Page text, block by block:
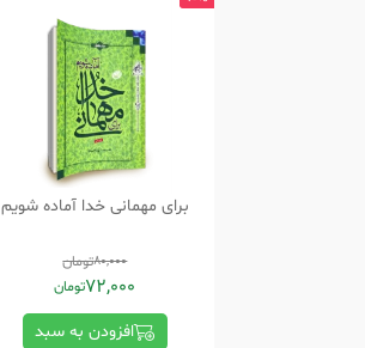
برای مهمانی خدا آماده شویم
80,000تومان
72,000تومان
افزودن به سبد